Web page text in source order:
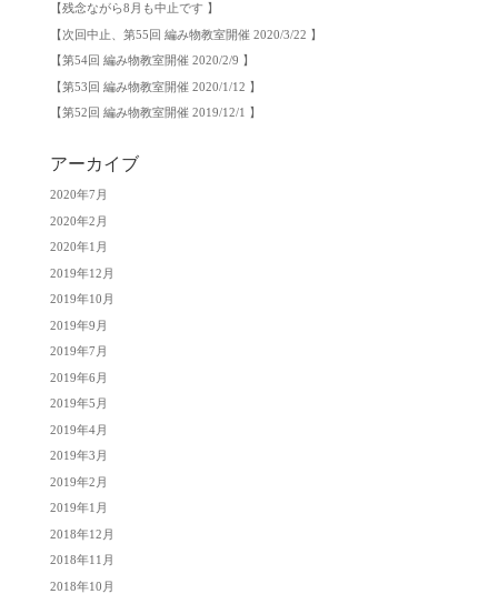
【残念ながら8月も中止です 】
【次回中止、第55回 編み物教室開催 2020/3/22 】
【第54回 編み物教室開催 2020/2/9 】
【第53回 編み物教室開催 2020/1/12 】
【第52回 編み物教室開催 2019/12/1 】
アーカイブ
2020年7月
2020年2月
2020年1月
2019年12月
2019年10月
2019年9月
2019年7月
2019年6月
2019年5月
2019年4月
2019年3月
2019年2月
2019年1月
2018年12月
2018年11月
2018年10月